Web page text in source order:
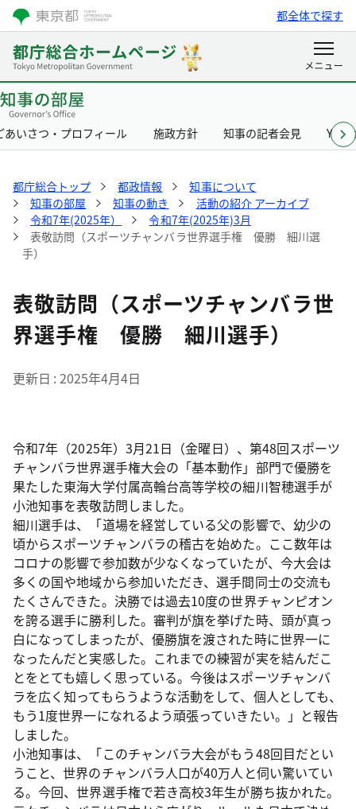
都全体で探す
あいさつ・プロフィール 施政方針 知事の記者会見
都庁総合トップ 都政情報
知事について
知事の部屋
知事の動き
活動の紹介 アーカイブ
令和7年(2025年）
令和7年(2025年)3月
表敬訪問（スポーツチャンバラ世界選手権 優勝 細川選
手）
表敬訪問（スポーツチャンバラ世
界選手権 優勝 細川選手）
更新日 2025年4月4日
令和7年（2025年）3月21日（金曜日）、第48回スポーツ
チャンバラ世界選手権大会の「基本動作」部門で優勝を
果たした東海大学付属高輪台高等学校の細川智穂選手が
小池知事を表敬訪問しました。
細川選手は、「道場を経営している父の影響で、幼少の
頃からスポーツチャンバラの稽古を始めた。ここ数年は
コロナの影響で参加数が少なくなっていたが、今大会は
多くの国や地域から参加いただき、選手間同士の交流も
たくさんできた。決勝では過去10度の世界チャンピオン
を誇る選手に勝利した。審判が旗を挙げた時、頭が真っ
白になってしまったが、優勝旗を渡された時に世界一に
なったんだと実感した。これまでの練習が実を結んだこ
とをとても嬉しく思っている。今後はスポーツチャンバ
ラを広く知ってもらうような活動をして、個人としても、
もう1度世界一になれるよう頑張っていきたい。」と報告
しました。
小池知事は、「このチャンバラ大会がもう48回目だとい
うこと、世界のチャンバラ人口が40万人と伺い驚いてい
る。今回、世界選手権で若き高校3年生が勝ち抜かれた。